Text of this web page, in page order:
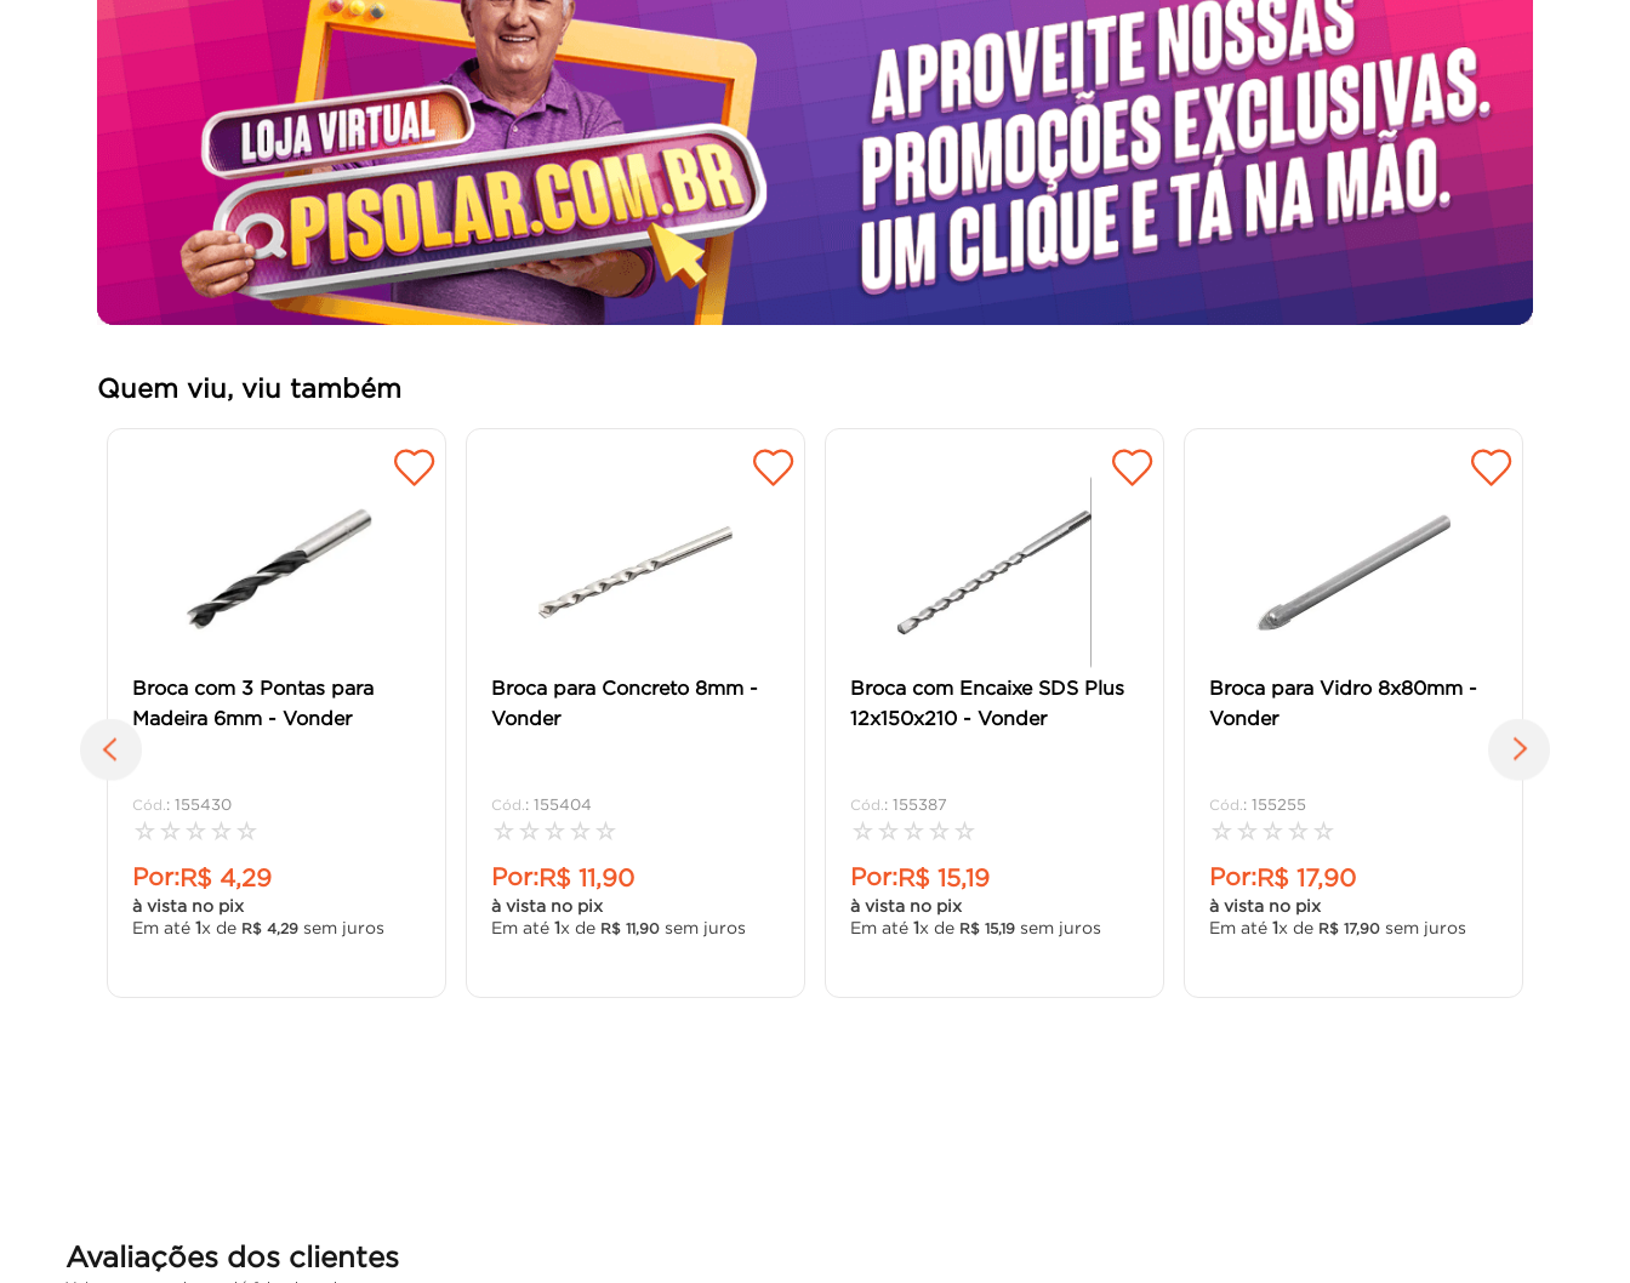
Quem viu, viu também
Broca com 3 Pontas para
Madeira 6mm - Vonder
:155430
☆ ☆ ☆ ☆ ☆
Por:R$ 4,29
à vista no pix
Em até1x de R$ 4,29 sem juros
Broca para Concreto 8mm -
Vonder
:155404
☆ ☆ ☆ ☆ ☆
Por:R$ 11,90
à vista no pix
Em até1x de R$ 11 ,90 sem juros
Broca com Encaixe SDS Plus
12x150x210 - Vonder
:155387
☆ ☆ ☆ ☆ ☆
Por:R$ 15,19
à vista no pix
Em até1x de R$ 15,19 sem juros
Broca para Vidro 8x80mm -
Vonder
:155255
☆ ☆ ☆ ☆ ☆
Por:R$ 17,90
à vista no pix
Em até1x de R$ 17,90 sem juros